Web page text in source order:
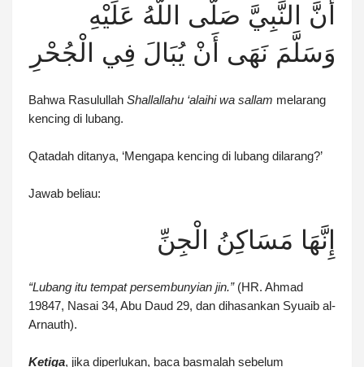
أَنَّ النَّبِيَّ صَلَّى اللَّهُ عَلَيْهِ
وَسَلَّمَ نَهَى أَنْ يُبَالَ فِي الْجُحْرِ
Bahwa Rasulullah Shallallahu ‘alaihi wa sallam melarang
kencing di lubang.
Qatadah ditanya, ‘Mengapa kencing di lubang dilarang?’
Jawab beliau:
إِنَّهَا مَسَاكِنُ الْجِنِّ
“Lubang itu tempat persembunyian jin.”(HR. Ahmad
19847, Nasai 34, Abu Daud 29, dan dihasankan Syuaib al-
Arnauth).
Ketiga, jika diperlukan, baca basmalah sebelum